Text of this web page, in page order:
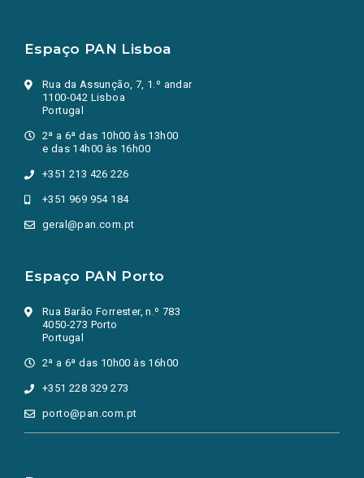
Espaço PAN Lisboa
Rua da Assunção, 7, 1.º andar
1100-042 Lisboa
Portugal
2ª a 6ª das 10h00 às 13h00
e das 14h00 às 16h00
+351 213 426 226
+351 969 954 184
geral@pan.com.pt
Espaço PAN Porto
Rua Barão Forrester, n.º 783
4050-273 Porto
Portugal
2ª a 6ª das 10h00 às 16h00
+351 228 329 273
porto@pan.com.pt